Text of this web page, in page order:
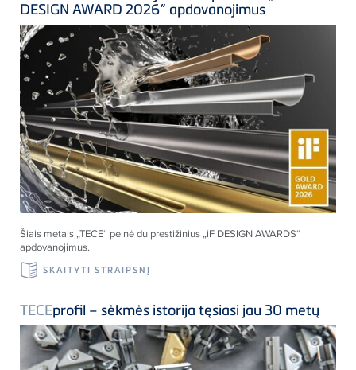
Šiais metais „TECE“ pelnė du prestižinius „iF DESIGN AWARDS“
apdovanojimus.
SKAITYTI STRAIPSNĮ
DESIGN AWARD 2026“ apdovanojimus
TECEprofil – sėkmės istorija tęsiasi jau 30 metų